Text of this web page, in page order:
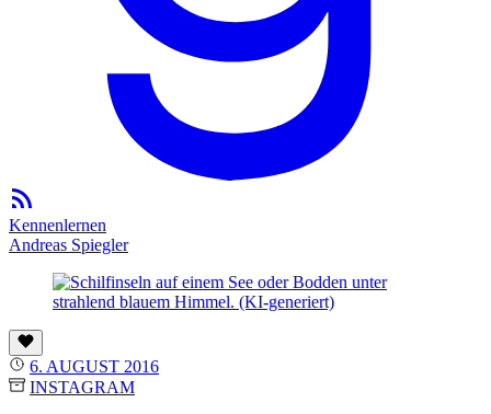
Kennenlernen
Andreas Spiegler
6. AUGUST 2016
INSTAGRAM